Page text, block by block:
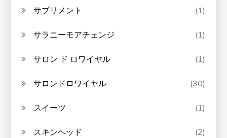
サプリメント (1)
サラニーモアチェンジ (1)
サロン ド ロワイヤル (1)
サロンドロワイヤル (30)
スイーツ (1)
スキンヘッド (2)